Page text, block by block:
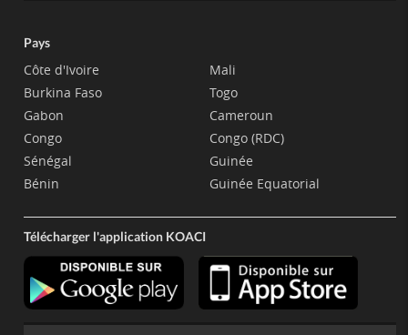
Pays
Côte d'Ivoire
Burkina Faso
Gabon
Congo
Sénégal
Bénin
Mali
Togo
Cameroun
Congo (RDC)
Guinée
Guinée Equatorial
Télécharger l'application KOACI